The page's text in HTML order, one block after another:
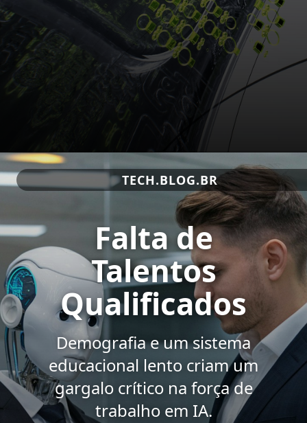
TECH.BLOG.BR
Falta de
Talentos
Qualificados
Demografia e um sistema
educacional lento criam um
gargalo crítico na força de
trabalho em IA.